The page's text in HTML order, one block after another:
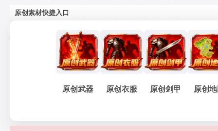
› ›
原创素材快捷入口
原创武器 原创衣服 原创剑甲 原创